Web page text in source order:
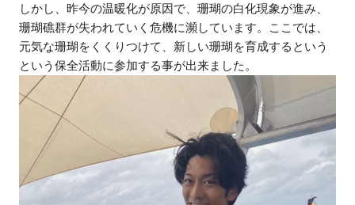
しかし、昨今の温暖化が原因で、珊瑚の白化現象が進み、
珊瑚礁群が失われていく危機に瀕しています。ここでは、
元気な珊瑚をくくりつけて、新しい珊瑚を育成するという
という保全活動に参加する事が出来ました。